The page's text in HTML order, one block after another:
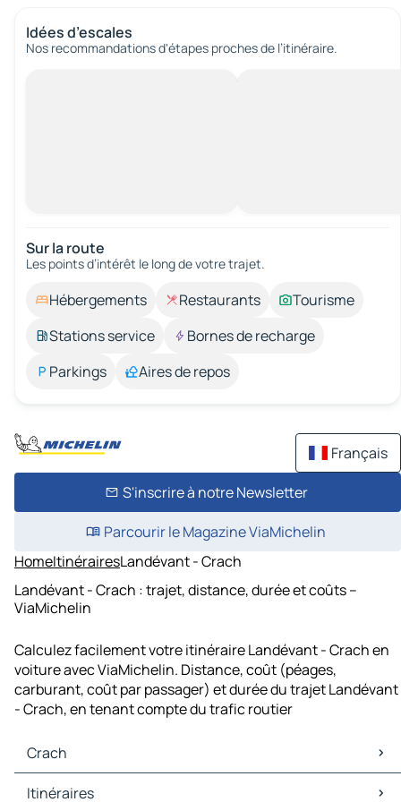
Idées d’escales
Nos recommandations d'étapes proches de l’itinéraire.
Sur la route
Les points d’intérêt le long de votre trajet.
Hébergements Restaurants
Tourisme
Stations service
Bornes de recharge
Parkings
Aires de repos
Français
S'inscrire à notre Newsletter
Parcourir le Magazine ViaMichelin
HomeItinérairesLandévant - Crach
Landévant - Crach : trajet, distance, durée et coûts –
ViaMichelin
Calculez facilement votre itinéraire Landévant - Crach en
voiture avec ViaMichelin. Distance, coût (péages,
carburant, coût par passager) et durée du trajet Landévant
- Crach, en tenant compte du trafic routier
Crach
Crach Cartes et plans
Itinéraires